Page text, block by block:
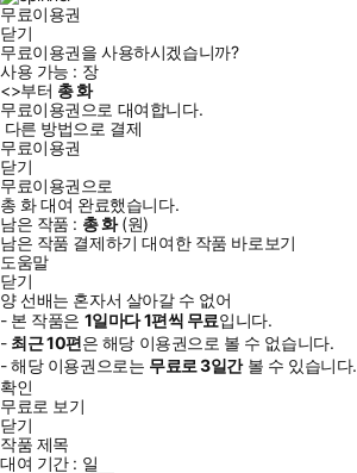
무료이용권
닫기
무료이용권을 사용하시겠습니까?
사용 가능 : 장
<>부터 총화
무료이용권으로 대여합니다.
다른 방법으로 결제
무료이용권
닫기
무료이용권으로
총 화대여 완료했습니다.
남은 작품 : 총화(원)
남은 작품 결제하기 대여한 작품 바로보기
도움말
닫기
양 선배는 혼자서 살아갈 수 없어
- 본 작품은 1일마다1편씩 무료입니다.
- 최근10편은 해당 이용권으로 볼 수 없습니다.
- 해당 이용권으로는 무료로3일간볼 수 있습니다.
확인
무료로 보기
닫기
작품 제목
대여 기간 : 일